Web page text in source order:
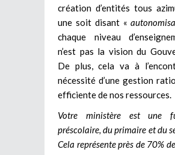
création d’entités tous
une soit disant «
chaque niveau
n’est pas la vision du
De plus, cela va à
nécessité d’une gestion
efficiente de nos ressources.
Votre ministère est une
préscolaire, du primaire et du
Cela représente près de 70%